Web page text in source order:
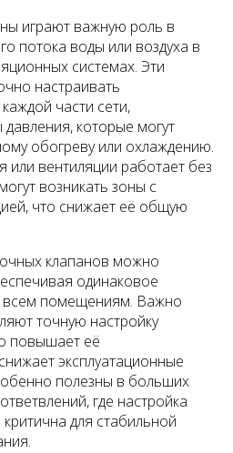
играют важную роль в
потока воды или воздуха в
системах. Эти
настраивать
части сети,
которые могут
обогреву или охлаждению.
или вентиляции работает без
возникать зоны с
что снижает её общую
клапанов можно
одинаковое
всем помещениям. Важно
точную настройку
повышает её
эксплуатационные
полезны в больших
где настройка
для стабильной